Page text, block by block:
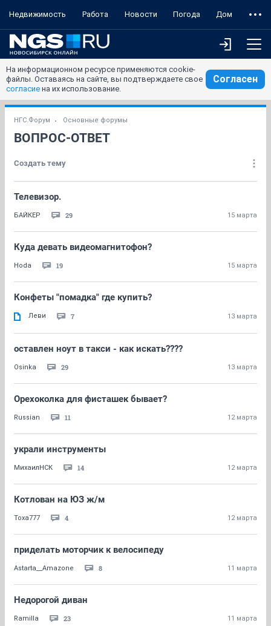
Недвижимость Работа Новости Погода Дом
На информационном ресурсе применяются cookie-
файлы. Оставаясь на сайте, вы подтверждаете свое
согласие на их использование.
Согласен
НГС.Форум Основные форумы
ВОПРОС-ОТВЕТ
Создать тему
Телевизор.
БАЙКЕР 29 15 марта
Куда девать видеомагнитофон?
Hoda 19 15 марта
Конфеты "помадка" где купить?
Леви 7 13 марта
оставлен ноут в такси - как искать????
Osinka 29 13 марта
Орехоколка для фисташек бывает?
Russian 11 12 марта
украли инструменты
МихаилНСК 14 12 марта
Котлован на ЮЗ ж/м
Toxa777 4 12 марта
приделать моторчик к велосипеду
Astarta__Amazone 8 11 марта
Недорогой диван
Ramilla 23 11 марта